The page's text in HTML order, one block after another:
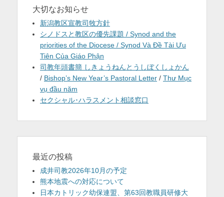
大切なお知らせ
新潟教区宣教司牧方針
シノドスと教区の優先課題 / Synod and the
priorities of the Diocese / Synod Và Đề Tài Ưu
Tiên Của Giáo Phận
司教年頭書簡 しきょうねんとうしぼくしょかん
/ Bishop’s New Year’s Pastoral Letter / Thư Mục
vụ đầu năm
セクシャル･ハラスメント相談窓口
最近の投稿
成井司教2026年10月の予定
熊本地震への対応について
日本カトリック幼保連盟、第63回教職員研修大